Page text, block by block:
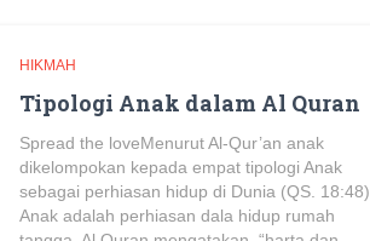
HIKMAH
Tipologi Anak dalam Al Quran
Spread the loveMenurut Al-Qur’an anak
dikelompokan kepada empat tipologi Anak
sebagai perhiasan hidup di Dunia (QS. 18:48)
Anak adalah perhiasan dala hidup rumah